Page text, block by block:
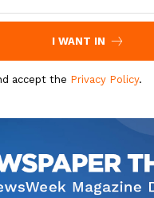
Jagruk Janta
I WANT IN
accept the Privacy Policy.